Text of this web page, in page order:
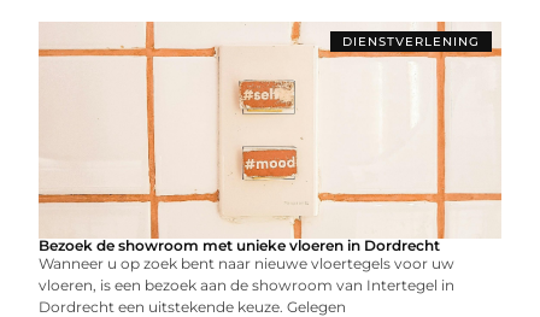
DIENSTVERLENING
Bezoek de showroom met unieke vloeren in Dordrecht
Wanneer u op zoek bent naar nieuwe vloertegels voor uw
vloeren, is een bezoek aan de showroom van Intertegel in
Dordrecht een uitstekende keuze. Gelegen